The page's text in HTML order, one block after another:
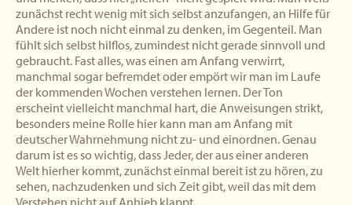
zunächst recht wenig mit sich selbst anzufangen, an Hilfe für
Andere ist noch nicht einmal zu denken, im Gegenteil. Man
fühlt sich selbst hilflos, zumindest nicht gerade sinnvoll und
gebraucht. Fast alles, was einen am Anfang verwirrt,
manchmal sogar befremdet oder empört wir man im Laufe
der kommenden Wochen verstehen lernen. Der Ton
erscheint vielleicht manchmal hart, die Anweisungen strikt,
besonders meine Rolle hier kann man am Anfang mit
deutscher Wahrnehmung nicht zu- und einordnen. Genau
darum ist es so wichtig, dass Jeder, der aus einer anderen
Welt hierher kommt, zunächst einmal bereit ist zu hören, zu
sehen, nachzudenken und sich Zeit gibt, weil das mit dem
Verstehen nicht auf Anhieb klappt.